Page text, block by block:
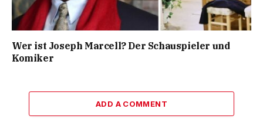
Wer ist Joseph Marcell? Der Schauspieler und
Komiker
ADD A COMMENT